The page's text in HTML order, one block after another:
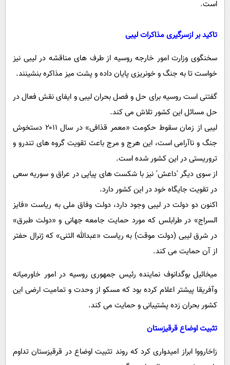
است.
تاکید بر ازسرگیری مذاکرات لیبی
سخنگوی وزارت امور خارجه روسیه از طرف های مناقشه در لیبی نیز
خواست تا به جنگ و خونریزی پایان داده و پشت میز مذاکره بنشینند.
گفتنی است روسیه برای حل و فصل بحران لیبی و ایفای نقش فعال در
حل مسائل این کشور تلاش می کند.
لیبی از زمان سقوط حکومت «معمر قذافی» در سال ۲۰۱۱ دستخوش
جنگ و ناآرامی است، این هرج و مرج باعث تقویت گروه های تندرو و
تروریستی در این کشور شده است.
از سوی دیگر 'داعش' نیز با شکست های پیاپی در عراق و سوریه سعی
در تقویت جایگاه خود در این کشور دارد.
اکنون دو دولت در لیبی وجود دارد، دولت وفاق ملی به ریاست «فایز
السراج» در طرابلس که مورد حمایت جامعه جهانی و «دولت طبرق»
در شرق لیبی (دولت موقت) به ریاست «عبدالله الثنی» که ژنرال حفتر
از آن حمایت می کند.
میخائیل بوگدانوف نماینده رئیس جمهوری روسیه در امور خاورمیانه
وآفریقا پیشتر اعلام کرده بود که مسکو از وحدت و تمامیت ارضی این
کشور بحران زده پشتیبانی و حمایت می کند.
تثبیت اوضاع قرقیزستان
زاخارووا ابراز امیدواری کرد که روند تثبیت اوضاع در قرقیزستان تداوم